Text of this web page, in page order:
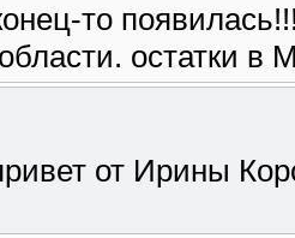
то
остатки в
от Ирины